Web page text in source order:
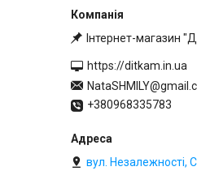
Інтернет-магазин
https://ditkam.in.ua
+380968335783
вул. Незалежності,